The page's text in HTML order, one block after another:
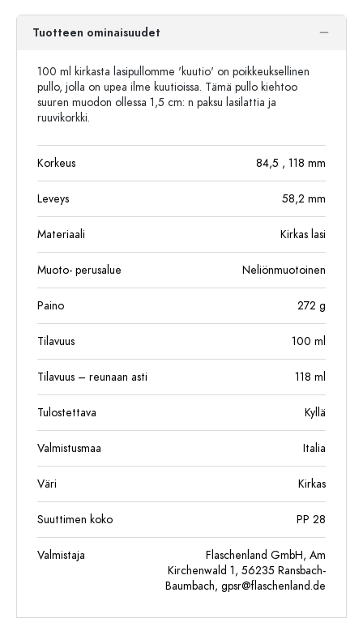
Tuotteen ominaisuudet
100 ml kirkasta lasipullomme 'kuutio' on poikkeuksellinen
pullo, jolla on upea ilme kuutioissa. Tämä pullo kiehtoo
suuren muodon ollessa 1,5 cm: n paksu lasilattia ja
ruuvikorkki.
Korkeus 84,5 , 118 mm
Leveys 58,2 mm
Materiaali Kirkas lasi
Muoto- perusalue Neliönmuotoinen
Paino 272 g
Tilavuus 100 ml
Tilavuus – reunaan asti 118 ml
Tulostettava Kyllä
Valmistusmaa Italia
Väri Kirkas
Suuttimen koko PP 28
Valmistaja
Flaschenland GmbH, Am
Kirchenwald 1, 56235 Ransbach-
Baumbach, gpsr@flaschenland.de